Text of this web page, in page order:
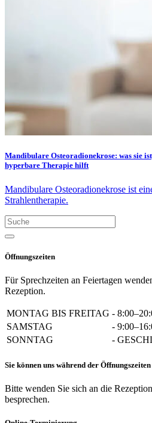
Mandibulare Osteoradionekrose: was sie
hyperbare Therapie hilft
Mandibulare Osteoradionekrose ist
Strahlentherapie.
Öffnungszeiten
Für Sprechzeiten an Feiertagen
Rezeption.
MONTAG BIS FREITAG -
SAMSTAG
-
SONNTAG
-
Sie können uns während der
Bitte wenden Sie sich an die
besprechen.